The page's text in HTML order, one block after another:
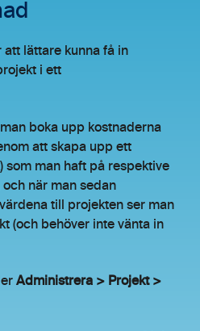
att lättare kunna få in
i ett
boka upp kostnaderna
att skapa upp ett
som man haft på respektive
när man sedan
till projekten ser man
(och behöver inte vänta in
Administrera > Projekt >